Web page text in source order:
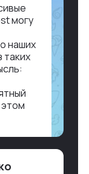
могу
наших
таких
было: